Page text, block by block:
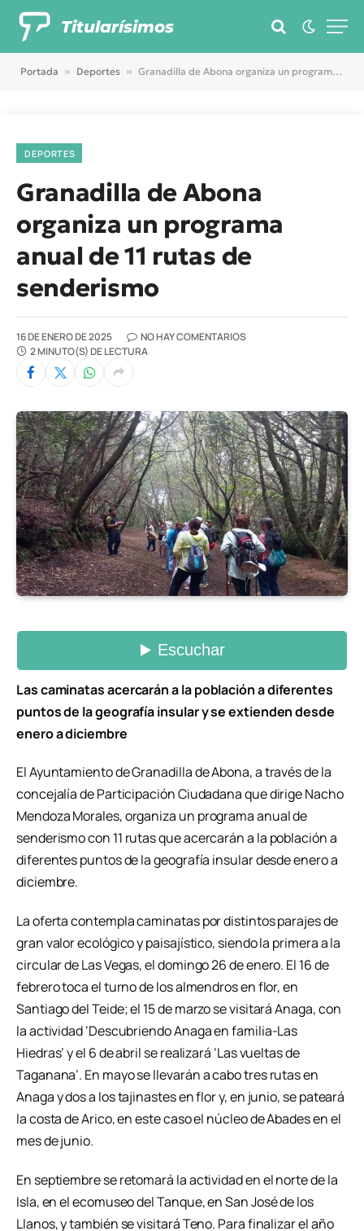
Titularísimos
Portada » Deportes » Granadilla de Abona organiza un programa anual de 11 rutas de senderismo
DEPORTES
Granadilla de Abona
organiza un programa
anual de 11 rutas de
senderismo
16 DE ENERO DE 2025
NO HAY COMENTARIOS
2 MINUTO(S) DE LECTURA
Las caminatas acercarán a la población a diferentes
puntos de la geografía insular y se extienden desde
enero a diciembre
El Ayuntamiento de Granadilla de Abona, a través de la
concejalía de Participación Ciudadana que dirige Nacho
Mendoza Morales, organiza un programa anual de
senderismo con 11 rutas que acercarán a la población a
diferentes puntos de la geografía insular desde enero a
diciembre.
La oferta contempla caminatas por distintos parajes de
gran valor ecológico y paisajístico, siendo la primera a la
circular de Las Vegas, el domingo 26 de enero. El 16 de
febrero toca el turno de los almendros en flor, en
Santiago del Teide; el 15 de marzo se visitará Anaga, con
la actividad ‘Descubriendo Anaga en familia-Las
Hiedras’ y el 6 de abril se realizará ‘Las vueltas de
Taganana’. En mayo se llevarán a cabo tres rutas en
Anaga y dos a los tajinastes en flor y, en junio, se pateará
la costa de Arico, en este caso el núcleo de Abades en el
mes de junio.
En septiembre se retomará la actividad en el norte de la
Isla, en el ecomuseo del Tanque, en San José de los
Llanos, y también se visitará Teno. Para finalizar el año